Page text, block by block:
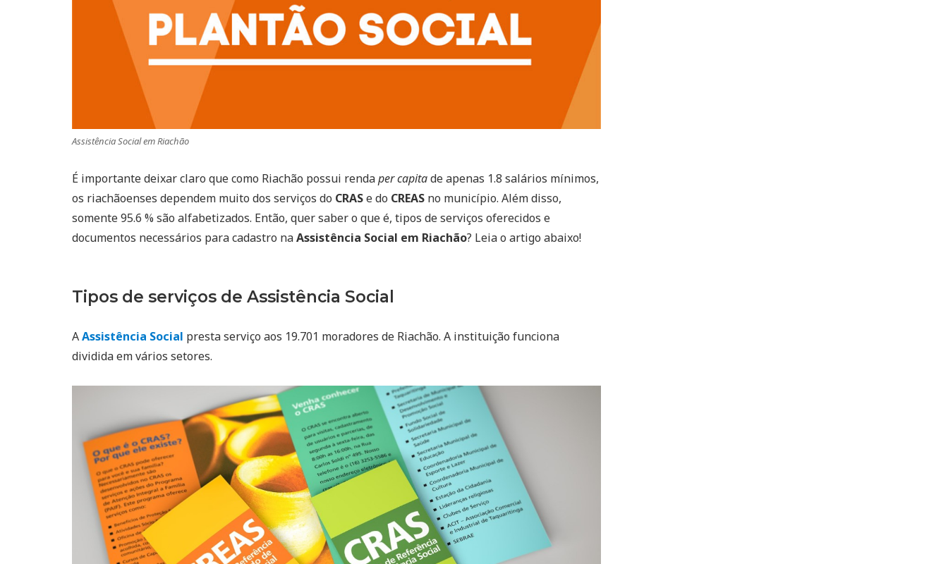
Assistência Social em Riachão
É importante deixar claro que como Riachão possui rendaper capitade apenas 1.8 salários mínimos,
os riachãoenses dependem muito dos serviços do CRASe do CREAS no município. Além disso,
somente 95.6 % são alfabetizados. Então, quer saber o que é, tipos de serviços oferecidos e
documentos necessários para cadastro naAssistência Social em Riachão? Leia o artigo abaixo!
Tipos de serviços de Assistência Social
AAssistência Social presta serviço aos 19.701 moradores de Riachão. A instituição funciona
dividida em vários setores.